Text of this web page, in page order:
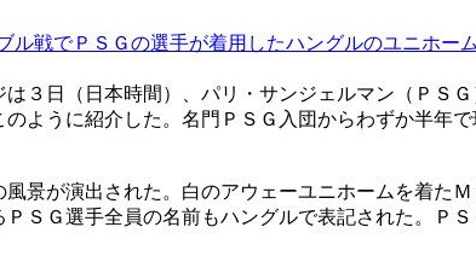
ル戦でＰＳＧの選手が着用したハングルのユニホー
３日（日本時間）、パリ・サンジェルマン（ＰＳ
ように紹介した。名門ＰＳＧ入団からわずか半年
景が演出された。白のアウェーユニホームを着た
ＳＧ選手全員の名前もハングルで表記された。Ｐ